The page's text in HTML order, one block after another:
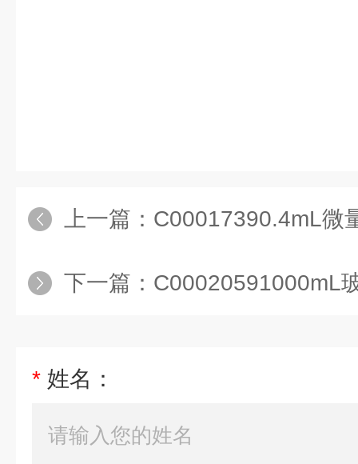
上一篇： C00017390.4mL微量取样内
下一篇： C00020591000mL玻璃溶
* 姓名：